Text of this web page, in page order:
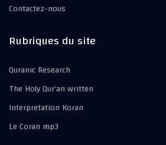
Contactez-nous
Rubriques du site
Quranic Research
The Holy Qur’an written
Interpretation Koran
Le Coran mp3